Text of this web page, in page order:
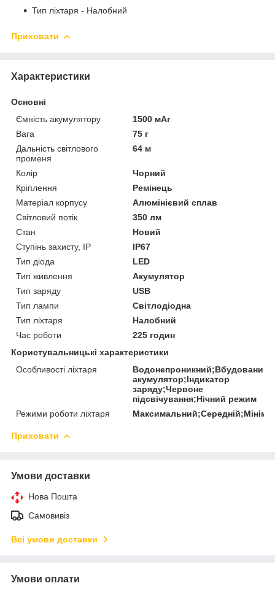
Тип ліхтаря - Налобний
Приховати
Характеристики
Основні
Ємність акумулятору
1500 мАг
Вага
75 г
Дальність світлового
променя
64 м
Колір
Чорний
Кріплення
Ремінець
Матеріал корпусу
Алюмінієвий сплав
Світловий потік
350 лм
Стан
Новий
Ступінь захисту, IP
IP67
Тип діода
LED
Тип живлення
Акумулятор
Тип заряду
USB
Тип лампи
Світлодіодна
Тип ліхтаря
Налобний
Час роботи
225 годин
Користувальницькі характеристики
Особливості ліхтаря
Водонепроникний;Вбудований
акумулятор;Індикатор
заряду;Червоне
підсвічування;Нічний режим
Режими роботи ліхтаря
Приховати
Умови доставки
Нова Пошта
Самовивіз
Всі умови доставки
Умови оплати